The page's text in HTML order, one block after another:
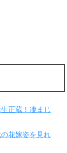
正蔵！凄まじ
花嫁姿を見れ